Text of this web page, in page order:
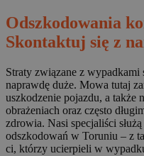
Odszkodowania
Skontaktuj się z
Straty związane z
naprawdę duże. Mowa tutaj
uszkodzenie pojazdu, a także
obrażeniach oraz często
zdrowia. Nasi specjaliści
odszkodowań w Toruniu – z
ci, którzy ucierpieli w